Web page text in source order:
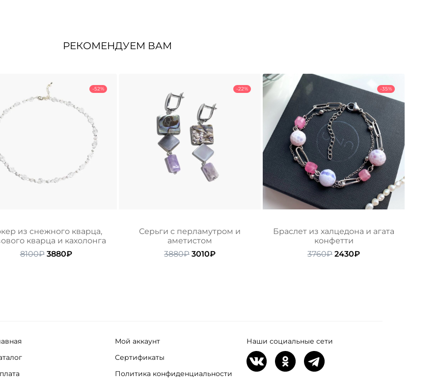
РЕКОМЕНДУЕМ ВАМ
-52%
из снежного кварца,
кварца и кахолонга
8100₽ Первоначальная
3880₽Текущая
-22%
Серьги с перламутром и
аметистом
3880₽ Первоначальная
3010₽Текущая
-35%
Браслет из халцедона и агата
конфетти
3760₽ Первоначальная
2430₽Текущая
Мой аккаунт
Сертификаты
Политика конфиденциальности
Наши социальные сети